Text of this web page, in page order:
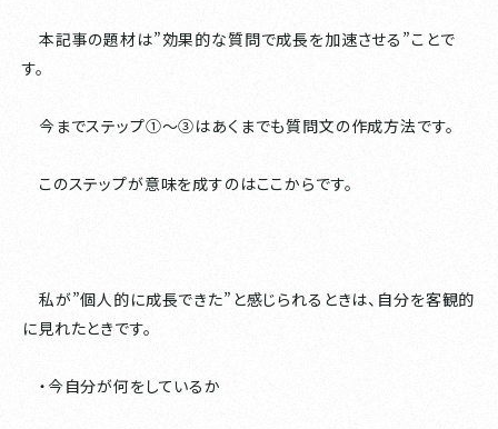
本記事の題材は”効果的な質問で成長を加速させる”ことで
す。
今までステップ①〜③はあくまでも質問文の作成方法です。
このステップが意味を成すのはここからです。
私が”個人的に成長できた”と感じられるときは、自分を客観的
に見れたときです。
・今自分が何をしているか